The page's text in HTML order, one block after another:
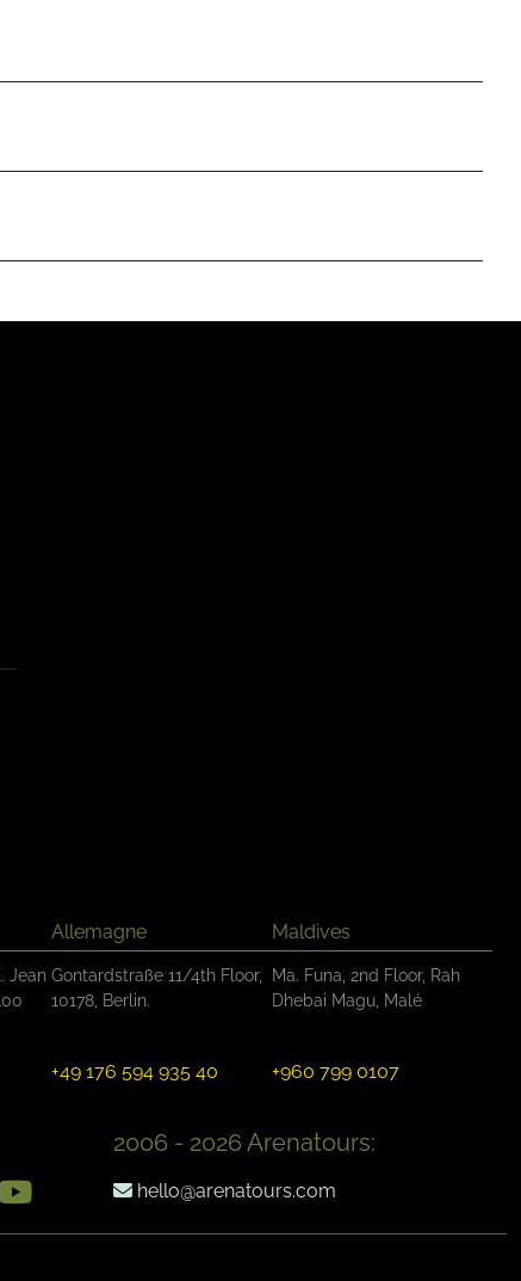
Jean
Allemagne
Gontardstraße 11/4th Floor,
10178, Berlin.
+49 176 594 935 40
Maldives
Ma. Funa, 2nd Floor, Rah
Dhebai Magu, Malé
+960 799 0107
2006 - 2026 Arenatours:
hello@arenatours.com